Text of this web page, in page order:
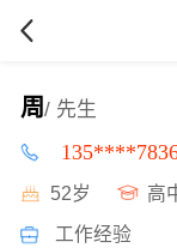
周/ 先生
52岁 高
工作经验